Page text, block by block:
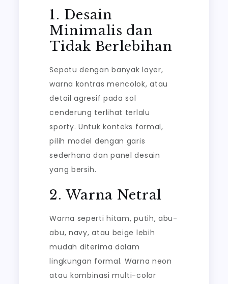
1. Desain
Minimalis dan
Tidak Berlebihan
Sepatu dengan banyak layer,
warna kontras mencolok, atau
detail agresif pada sol
cenderung terlihat terlalu
sporty. Untuk konteks formal,
pilih model dengan garis
sederhana dan panel desain
yang bersih.
2. Warna Netral
Warna seperti hitam, putih, abu-
abu, navy, atau beige lebih
mudah diterima dalam
lingkungan formal. Warna neon
atau kombinasi multi-color